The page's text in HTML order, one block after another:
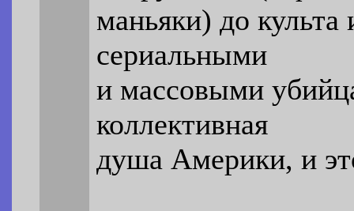
маньяки) до
сериальными
и массовыми
коллективная
душа Америки, и